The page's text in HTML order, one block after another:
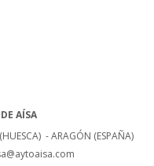
AÍSA
- ARAGÓN (ESPAÑA)